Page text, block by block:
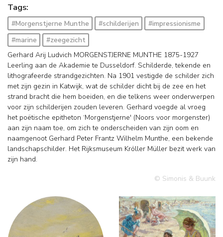
Tags:
#Morgenstjerne Munthe #schilderijen
#impressionisme
#marine
#zeegezicht
Gerhard Arij Ludvich MORGENSTJERNE MUNTHE 1875-1927
Leerling aan de Akademie te Dusseldorf. Schilderde, tekende en
lithografeerde strandgezichten. Na 1901 vestigde de schilder zich
met zijn gezin in Katwijk, wat de schilder dicht bij de zee en het
strand bracht die hem boeiden, en die telkens weer onderwerpen
voor zijn schilderijen zouden leveren. Gerhard voegde al vroeg
het poëtische epitheton ‘Morgenstjerne' (Noors voor morgenster)
aan zijn naam toe, om zich te onderscheiden van zijn oom en
naamgenoot Gerhard Peter Frantz Wilhelm Munthe, een bekende
landschapschilder. Het Rijksmuseum Kröller Müller bezit werk van
zijn hand.
© Simonis & Buunk